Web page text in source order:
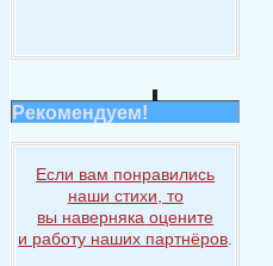
Рекомендуем!
Если вам понравились
наши стихи, то
вы наверняка оцените
и работу наших партнёров.